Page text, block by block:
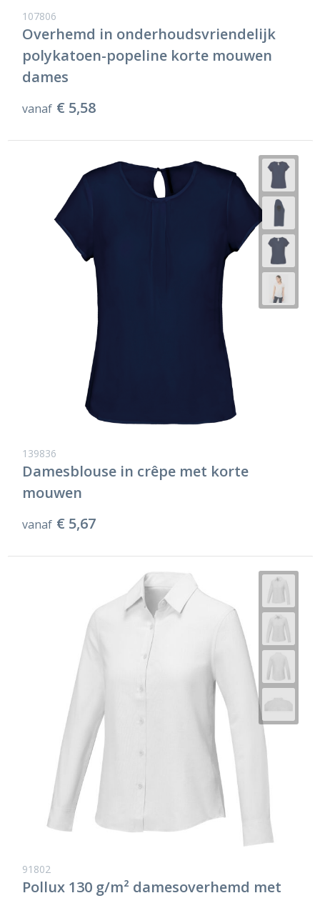
Regenkleding
Gereedschap
Schoenen
Gehoorbescherming
Ademhalingsbescherming
Regenkleding
Schoenen
Gilets
107806
Overhemd in onderhoudsvriendelijk
polykatoen-popeline korte mouwen
dames
vanaf € 5,58
139836
Damesblouse in crêpe met korte
mouwen
vanaf € 5,67
91802
Pollux 130 g/m² damesoverhemd met